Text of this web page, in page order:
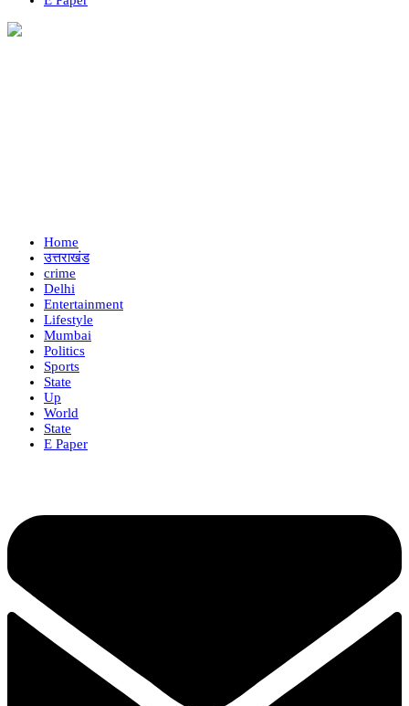
Home
उत्तराखंड
crime
Delhi
Entertainment
Lifestyle
Mumbai
Politics
Sports
State
Up
World
State
E Paper